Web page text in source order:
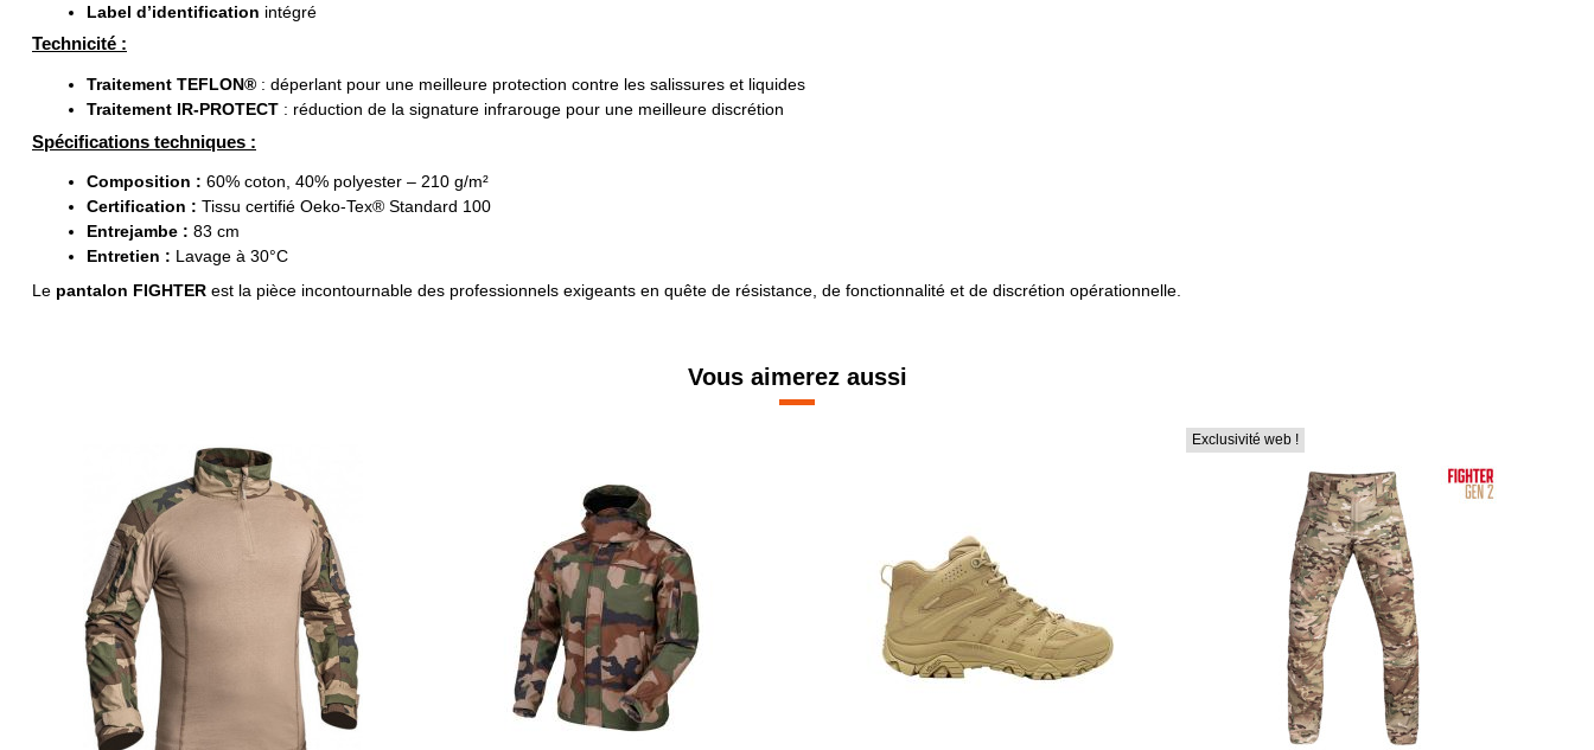
Label d’identification intégré
Technicité :
Traitement TEFLON® : déperlant pour une meilleure protection contre les salissures et liquides
Traitement IR-PROTECT : réduction de la signature infrarouge pour une meilleure discrétion
Spécifications techniques :
Composition : 60% coton, 40% polyester – 210 g/m²
Certification : Tissu certifié Oeko-Tex® Standard 100
Entrejambe : 83 cm
Entretien : Lavage à 30°C
Le pantalon FIGHTER est la pièce incontournable des professionnels exigeants en quête de résistance, de fonctionnalité et de discrétion opérationnelle.
Vous aimerez aussi
Exclusivité web !